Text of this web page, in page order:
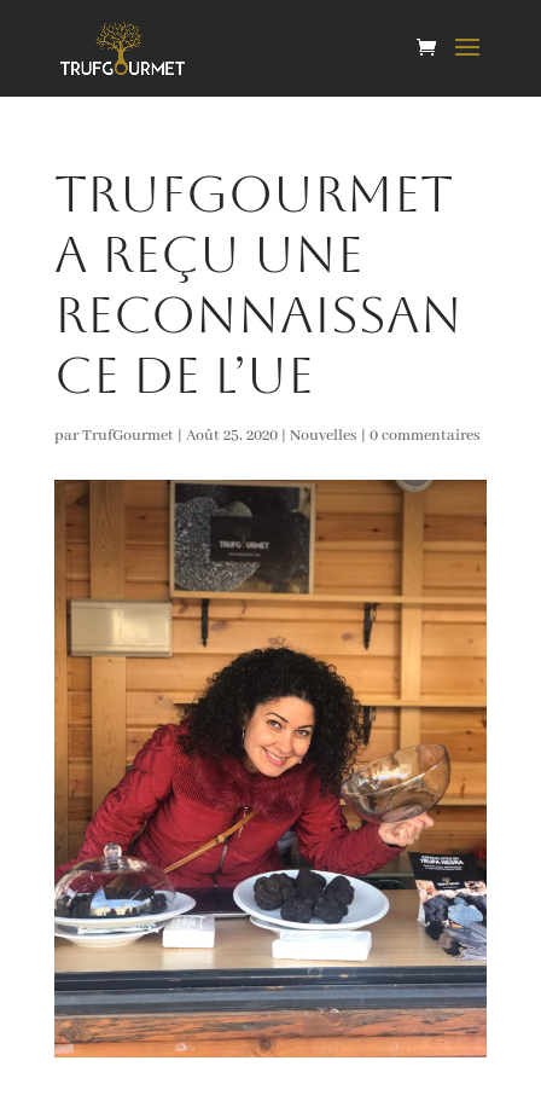
Trufgourmet
a reçu une
reconnaissan
ce de l’UE
parTrufGourmet| Août 25, 2020| Nouvelles | 0 commentaires